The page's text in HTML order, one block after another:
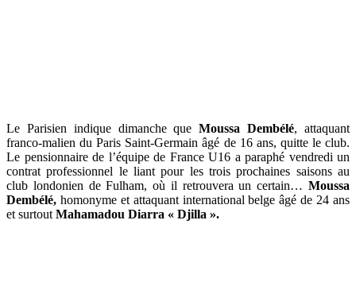
Le Parisien indique dimanche queMoussa Dembélé, attaquant
franco-malien du Paris Saint-Germain âgé de 16 ans, quitte le club.
Le pensionnaire de l’équipe de France U16 a paraphé vendredi un
contrat professionnel le liant pour les trois prochaines saisons au
club londonien de Fulham, où il retrouvera un certain… Moussa
Dembélé, homonyme et attaquant international belge âgé de 24 ans
et surtout Mahamadou Diarra « Djilla ».